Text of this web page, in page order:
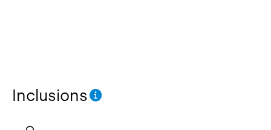
Inclusions